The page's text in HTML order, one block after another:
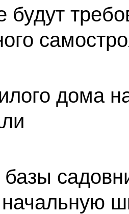
будут
дома
начальную